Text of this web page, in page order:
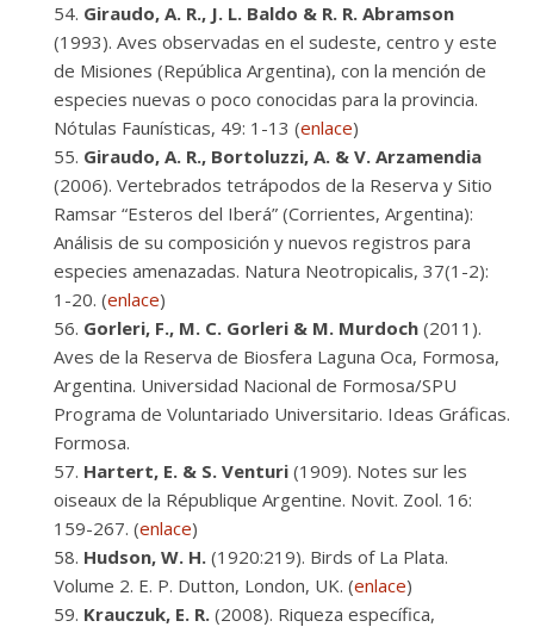
Giraudo, A. R., J. L. Baldo & R. R. Abramson
(1993). Aves observadas en el sudeste, centro y este
de Misiones (República Argentina), con la mención de
especies nuevas o poco conocidas para la provincia.
Nótulas Faunísticas, 49: 1-13 (enlace)
Giraudo, A. R., Bortoluzzi, A. & V. Arzamendia
(2006). Vertebrados tetrápodos de la Reserva y Sitio
Ramsar “Esteros del Iberá” (Corrientes, Argentina):
Análisis de su composición y nuevos registros para
especies amenazadas. Natura Neotropicalis, 37(1-2):
1-20. (enlace)
Gorleri, F., M. C. Gorleri & M. Murdoch (2011).
Aves de la Reserva de Biosfera Laguna Oca, Formosa,
Argentina. Universidad Nacional de Formosa/SPU
Programa de Voluntariado Universitario. Ideas Gráficas.
Formosa.
Hartert, E. & S. Venturi (1909). Notes sur les
oiseaux de la République Argentine. Novit. Zool. 16:
159-267. (enlace)
Hudson, W. H. (1920:219). Birds of La Plata.
Volume 2. E. P. Dutton, London, UK. (enlace)
Krauczuk, E. R. (2008). Riqueza específica,